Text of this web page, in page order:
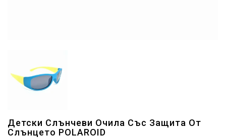
Детски Слънчеви Очила Със Защита От
Слънцето POLAROID